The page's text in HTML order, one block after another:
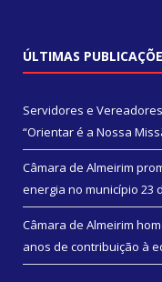
ÚLTIMAS
Servidores e
“Orientar é a Nossa
Câmara de Almeirim
energia no município 23
Câmara de Almeirim
anos de contribuição à